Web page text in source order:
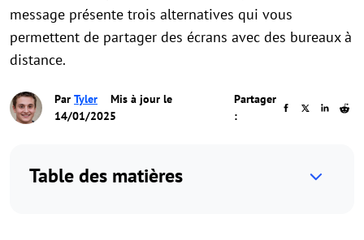
message présente trois alternatives qui vous
permettent de partager des écrans avec des bureaux à
distance.
Par Tyler
Mis à jour le
14/01/2025
Partager
:
Table des matières